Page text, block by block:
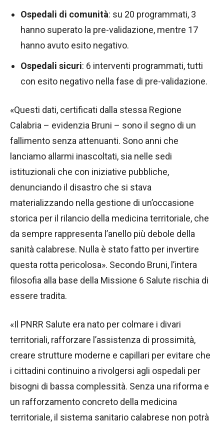
Ospedali di comunità: su 20 programmati, 3
hanno superato la pre-validazione, mentre 17
hanno avuto esito negativo.
Ospedali sicuri: 6 interventi programmati, tutti
con esito negativo nella fase di pre-validazione.
«Questi dati, certificati dalla stessa Regione
Calabria – evidenzia Bruni – sono il segno di un
fallimento senza attenuanti. Sono anni che
lanciamo allarmi inascoltati, sia nelle sedi
istituzionali che con iniziative pubbliche,
denunciando il disastro che si stava
materializzando nella gestione di un’occasione
storica per il rilancio della medicina territoriale, che
da sempre rappresenta l’anello più debole della
sanità calabrese. Nulla è stato fatto per invertire
questa rotta pericolosa». Secondo Bruni, l’intera
filosofia alla base della Missione 6 Salute rischia di
essere tradita.
«Il PNRR Salute era nato per colmare i divari
territoriali, rafforzare l’assistenza di prossimità,
creare strutture moderne e capillari per evitare che
i cittadini continuino a rivolgersi agli ospedali per
bisogni di bassa complessità. Senza una riforma e
un rafforzamento concreto della medicina
territoriale, il sistema sanitario calabrese non potrà